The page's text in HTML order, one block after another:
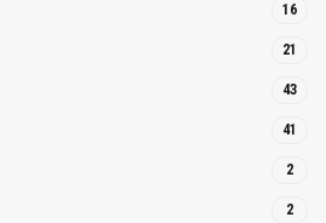
16
21
43
41
2
2